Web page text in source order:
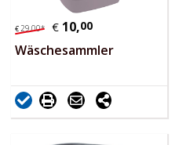
€29,00* € 10,00
Wäschesammler